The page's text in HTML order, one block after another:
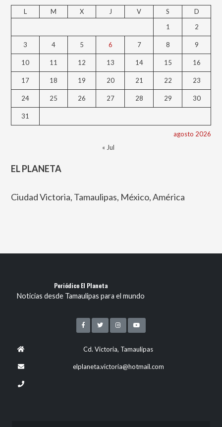
agosto 2026
L M X J V S
D
1
2
3 4 5 6 7 8 9
10 11 12 13 14 15 16
17 18 19 20 21 22 23
24 25 26 27 28 29 30
31
« Jul
EL PLANETA
Ciudad Victoria, Tamaulipas, México, América
Periódico El Planeta
Noticias desde Tamaulipas para el mundo
Cd. Victoria, Tamaulipas
elplaneta.victoria@hotmail.com